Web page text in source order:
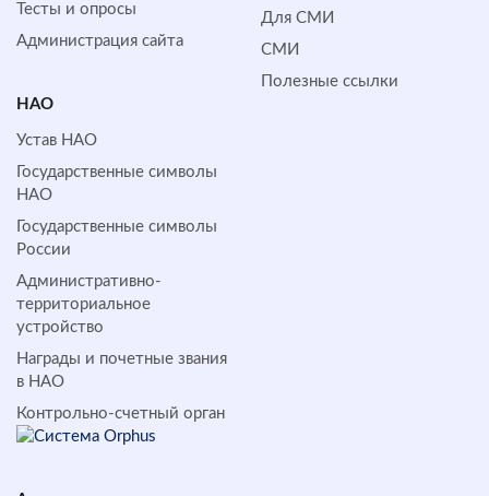
Тесты и опросы
Администрация сайта
Для СМИ
СМИ
Полезные ссылки
НАО
Устав НАО
Государственные символы
НАО
Государственные символы
России
Административно-
территориальное
устройство
Награды и почетные звания
в НАО
Контрольно-счетный орган